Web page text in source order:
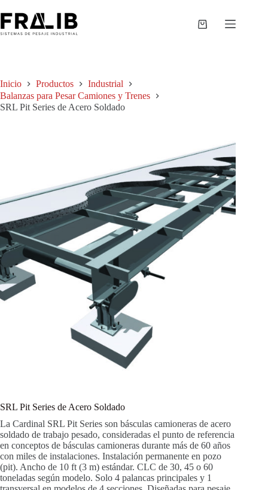
al
contenido
Shopping
Inicio Productos
Industrial
Balanzas para Pesar Camiones y Trenes
SRL Pit Series de Acero Soldado
SRL Pit Series de Acero Soldado
La Cardinal SRL Pit Series son básculas camioneras de acero
soldado de trabajo pesado, consideradas el punto de referencia
en conceptos de básculas camioneras durante más de 60 años
con miles de instalaciones. Instalación permanente en pozo
(pit). Ancho de 10 ft (3 m) estándar. CLC de 30, 45 o 60
toneladas según modelo. Solo 4 palancas principales y 1